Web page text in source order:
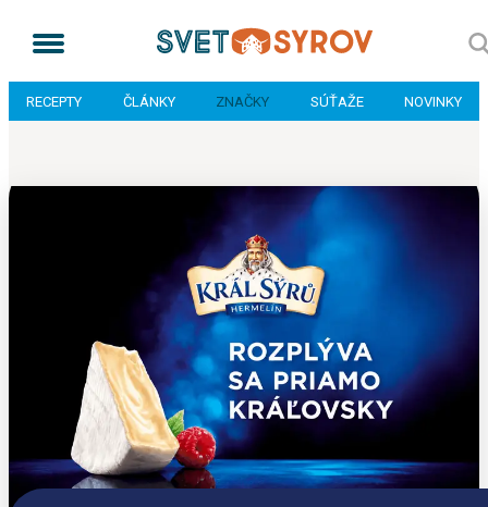
RECEPTY ČLÁNKY ZNAČKY SÚŤAŽE NOVINKY